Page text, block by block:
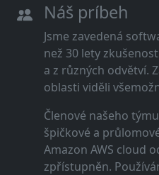
Náš príbeh
Jsme zavedená
než 30 lety
a z různých odvětví.
oblasti viděli
Členové našeho
špičkové a
Amazon AWS cloud
zpřístupněn.